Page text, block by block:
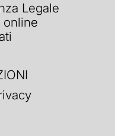
Legale
online